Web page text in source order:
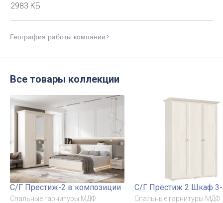
2983 КБ
География работы компании
Все товары коллекции
С/Г Престиж-2 в композиции
Спальные гарнитуры МДФ
С/Г Престиж 2 Шкаф
Спальные гарнитуры МДФ